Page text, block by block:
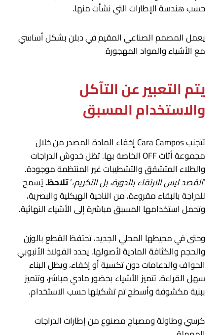
حسب هندسة الإطارات التي نشأت منها.
يعمل المصمم الصناعي المقيم في دبلن بشكل أساسي
مع الأشياء والمواد المهجورة
يتم التعبير عن التآكل
والاستخدام المسبق
تتجنب Cara Campos إخفاء المادة المصدر من خلال
مجموعة أثاث OFF الخاصة بها. تظل خدوش الدراجات
والطلاء المتشقق والتشطيبات غير المنتظمة موجودة.
‘القصد ليس الارتقاء بالدورة، بل التكريم،’تلاحظ.يُسمح
للدراجة بالبقاء مقروءة، من الناحية الهيكلية والبصرية،
وتحمل استخدامها المسبق مباشرة إلى الأشياء النهائية.
وحتى في محيطها المحلي الجديد، تحتفظ القطع بالوزن
والحجم والكثافة المادية لأصولها. يحدد الفولاذ الأنبوبي
الحواف والدعامات دون تكسية أو إخفاء، ويظل البناء
سهل القراءة. تتميز الأشياء بحضور مادي مباشر، وتتميز
ببنية مكشوفة وأسطح تم تشكيلها حسب الاستخدام.
كرسي وطاولة ومصباح مصنوع من إطارات الدراجات